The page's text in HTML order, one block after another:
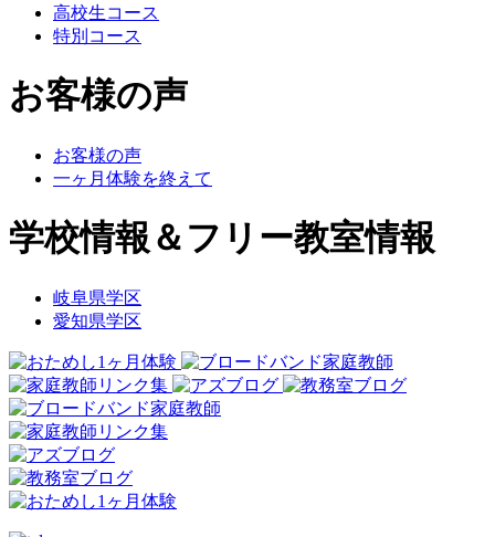
高校生コース
特別コース
お客様の声
お客様の声
一ヶ月体験を終えて
学校情報＆フリー教室情報
岐阜県学区
愛知県学区